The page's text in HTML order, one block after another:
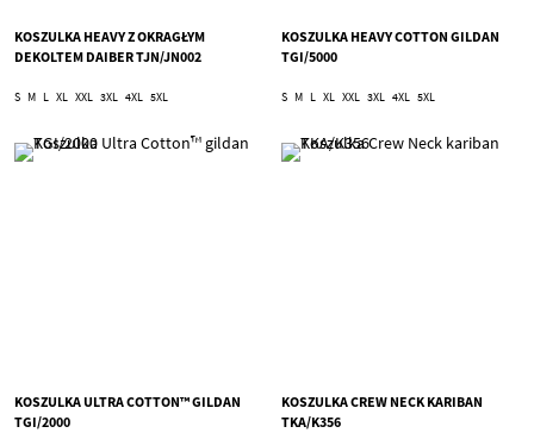
KOSZULKA HEAVY Z OKRAGŁYM
DEKOLTEM DAIBER TJN/JN002
S M L XL XXL 3XL 4XL 5XL
KOSZULKA HEAVY COTTON GILDAN
TGI/5000
S M L XL XXL 3XL 4XL 5XL
KOSZULKA ULTRA COTTON™ GILDAN
TGI/2000
KOSZULKA CREW NECK KARIBAN
TKA/K356